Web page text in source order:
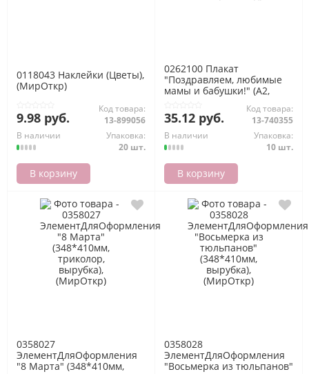
0118043 Наклейки (Цветы),
(МирОткр)
9.98 руб.
Код товара:
13-899056
В наличии
Упаковка:
20 шт.
В корзину
0262100 Плакат
"Поздравляем, любимые
мамы и бабушки!" (А2,
35.12 руб.
Код товара:
13-740355
В наличии
Упаковка:
10 шт.
В корзину
0358027
ЭлементДляОформления
"8 Марта" (348*410мм,
0358028
ЭлементДляОформления
"Восьмерка из тюльпанов"